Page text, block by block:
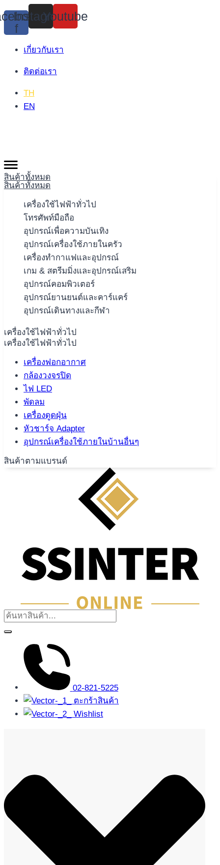
Skip
to
content
f
Instagram
Youtube
เกี่ยวกับเรา
ติดต่อเรา
TH
EN
สินค้าทั้งหมด
สินค้าทั้งหมด
เครื่องใช้ไฟฟ้าทั่วไป
โทรศัพท์มือถือ
อุปกรณ์เพื่อความบันเทิง
อุปกรณ์เครื่องใช้ภายในครัว
เครื่องทำกาแฟและอุปกรณ์
เกม & สตรีมมิ่งและอุปกรณ์เสริม
อุปกรณ์คอมพิวเตอร์
อุปกรณ์ยานยนต์และคาร์แคร์
อุปกรณ์เดินทางและกีฬา
เครื่องใช้ไฟฟ้าทั่วไป
เครื่องใช้ไฟฟ้าทั่วไป
เครื่องฟอกอากาศ
กล้องวงจรปิด
ไฟ LED
พัดลม
เครื่องดูดฝุ่น
หัวชาร์จ Adapter
อุปกรณ์เครื่องใช้ภายในบ้านอื่นๆ
สินค้าตามแบรนด์
02-821-5225
ตะกร้าสินค้า
Wishlist